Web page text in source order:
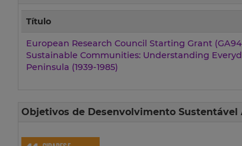
Título
European Research Council Starting Grant
Sustainable Communities: Understanding
Peninsula (1939-1985)
Objetivos de Desenvolvimento Sustentável